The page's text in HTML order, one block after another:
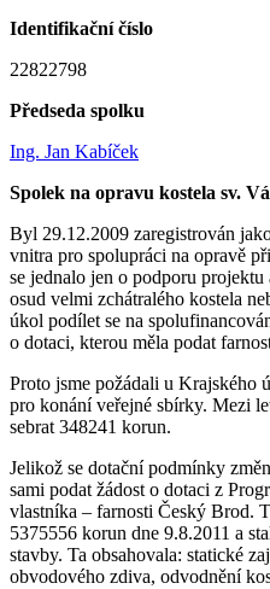
Identifikační číslo
22822798
Předseda spolku
Ing. Jan Kabíček
Spolek na opravu kostela sv.
Byl 29.12.2009 zaregistrován
vnitra pro spolupráci na opravě
se jednalo jen o podporu
osud velmi zchátralého kostela
úkol podílet se na
o dotaci, kterou měla podat
Proto jsme požádali u Krajského
pro konání veřejné sbírky. Mezi
sebrat 348241 korun.
Jelikož se dotační podmínky
sami podat žádost o dotaci z
vlastníka – farnosti Český Brod.
5375556 korun dne 9.8.2011 a
stavby. Ta obsahovala: statické
obvodového zdiva, odvodnění